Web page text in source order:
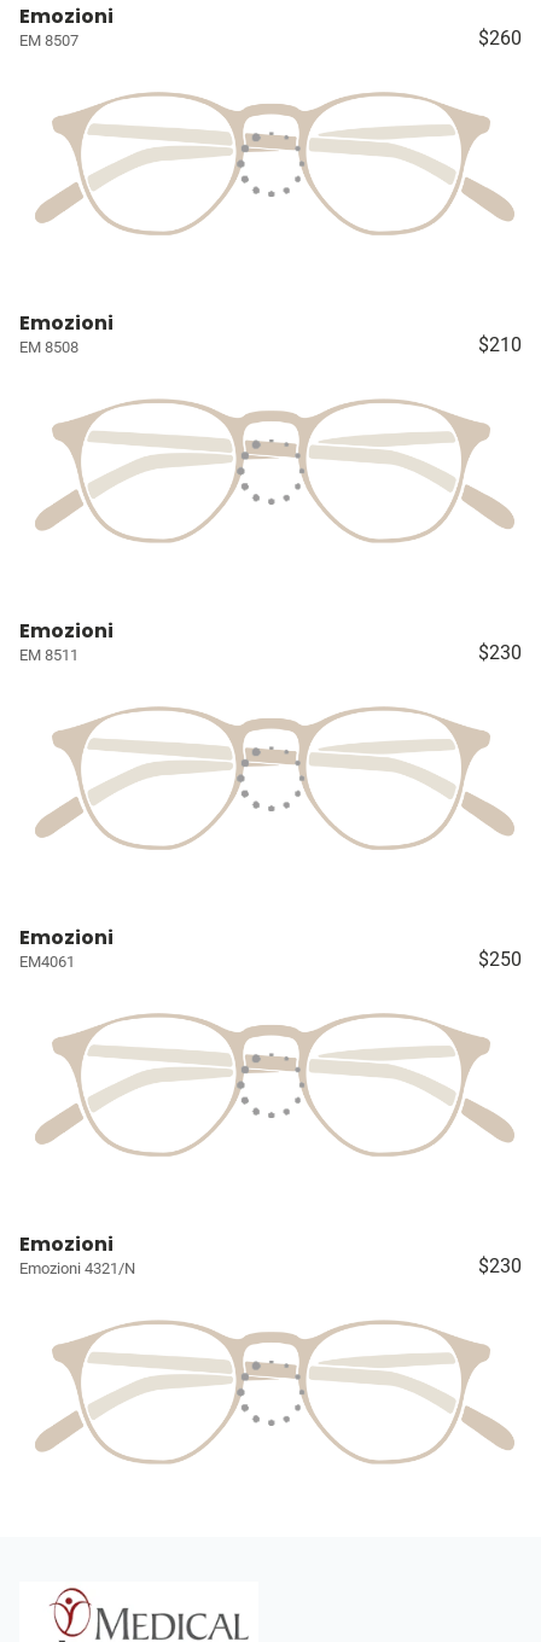
Emozioni
EM 8507 $260
Emozioni
EM 8508 $210
Emozioni
EM 8511 $230
Emozioni
EM4061 $250
Emozioni
Emozioni 4321/N $230